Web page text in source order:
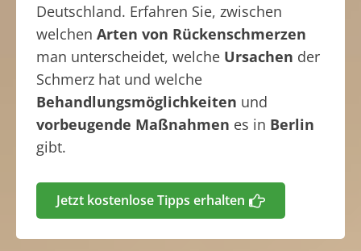
Deutschland. Erfahren Sie, zwischen
welchen Arten von Rückenschmerzen
man unterscheidet, welche Ursachen der
Schmerz hat und welche
Behandlungsmöglichkeiten und
vorbeugende Maßnahmen es in Berlin
gibt.
Jetzt kostenlose Tipps erhalten